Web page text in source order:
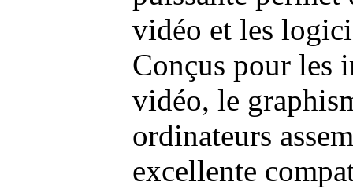
vidéo et les
Conçus pour les
vidéo, le
ordinateurs
excellente